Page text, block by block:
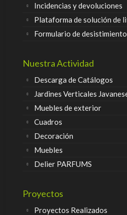
Incidencias y devoluciones
Plataforma de solución de
Formulario de desistimiento
Nuestra Actividad
Descarga de Catálogos
Jardines Verticales
Muebles de exterior
Cuadros
Decoración
Muebles
Delier PARFUMS
Proyectos
Proyectos Realizados